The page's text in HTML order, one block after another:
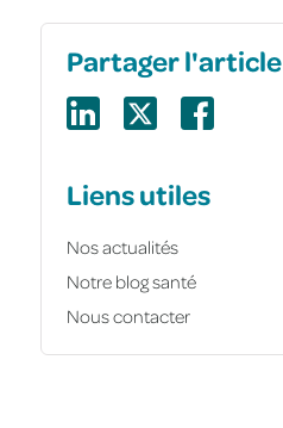
Partager l'article
Liens utiles
Nos actualités
Notre blog santé
Nous contacter